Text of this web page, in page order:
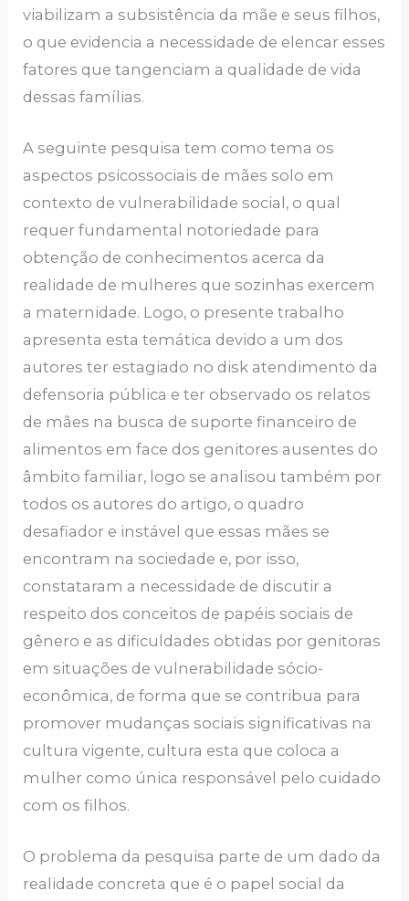
viabilizam a subsistência da mãe e seus filhos,
o que evidencia a necessidade de elencar esses
fatores que tangenciam a qualidade de vida
dessas famílias.
A seguinte pesquisa tem como tema os
aspectos psicossociais de mães solo em
contexto de vulnerabilidade social, o qual
requer fundamental notoriedade para
obtenção de conhecimentos acerca da
realidade de mulheres que sozinhas exercem
a maternidade. Logo, o presente trabalho
apresenta esta temática devido a um dos
autores ter estagiado no disk atendimento da
defensoria pública e ter observado os relatos
de mães na busca de suporte financeiro de
alimentos em face dos genitores ausentes do
âmbito familiar, logo se analisou também por
todos os autores do artigo, o quadro
desafiador e instável que essas mães se
encontram na sociedade e, por isso,
constataram a necessidade de discutir a
respeito dos conceitos de papéis sociais de
gênero e as dificuldades obtidas por genitoras
em situações de vulnerabilidade sócio-
econômica, de forma que se contribua para
promover mudanças sociais significativas na
cultura vigente, cultura esta que coloca a
mulher como única responsável pelo cuidado
com os filhos.
O problema da pesquisa parte de um dado da
realidade concreta que é o papel social da